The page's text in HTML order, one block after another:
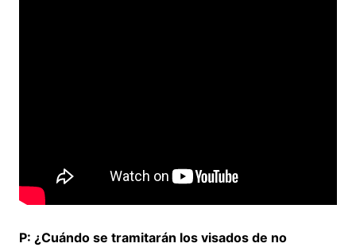
P: ¿Cuándo se tramitarán los visados de no